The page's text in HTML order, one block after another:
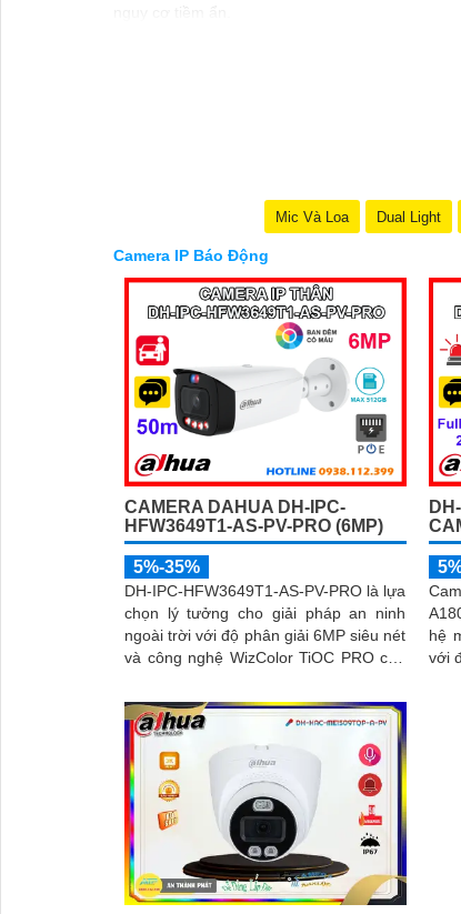
Người dùng có thể dễ dàng theo dõi và quản lý
gìn an ninh cho gia đình và tài sản. Đồng thời,
Mic Và Loa Dual Light
Camera IP Báo Động
CAMERA DAHUA DH-IPC-
HFW3649T1-AS-PV-PRO (6MP)
5%-35%
DH-IPC-HFW3649T1-AS-PV-PRO là lựa
chọn lý tưởng cho giải pháp an ninh
ngoài trời với độ phân giải 6MP siêu nét
và công nghệ WizColor TiOC PRO cho
nhân tạo AI giúp phân biệt chính xác
người và phương tiện hỗ trợ đàm thoại
hai chiều, ghi hình linh hoạt với khe thẻ
nhớ lên đến 512GB
hệ
với